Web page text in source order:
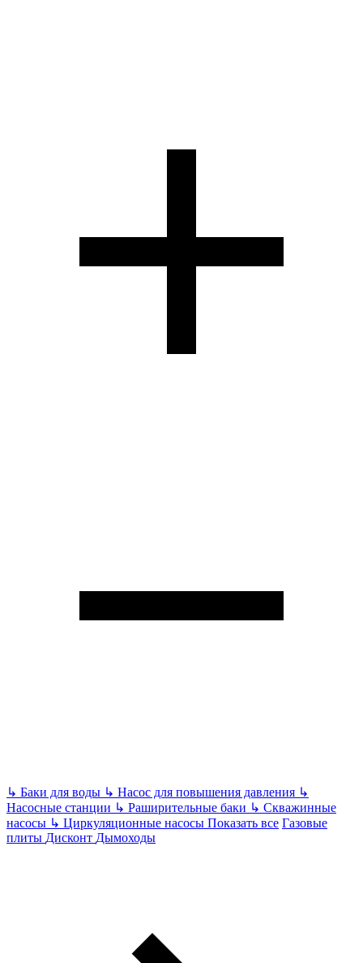
↳ Баки для воды ↳ Насос для повышения давления ↳
Насосные станции ↳ Раширительные баки ↳ Скважинные
насосы ↳ Циркуляционные насосы Показать все Газовые
плиты Дисконт Дымоходы